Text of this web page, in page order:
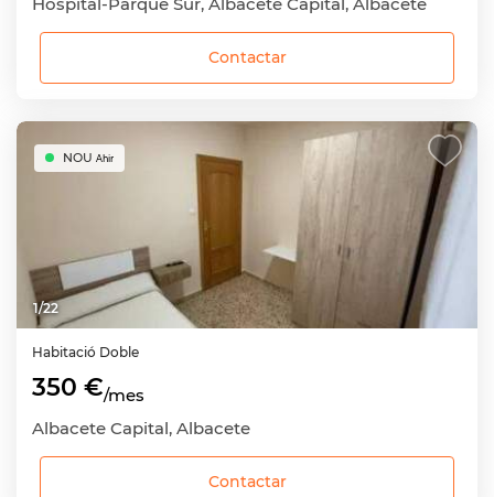
Hospital-Parque Sur, Albacete Capital, Albacete
Contactar
1/22
NOU Ahir
Habitació Doble
350 €/mes
Albacete Capital, Albacete
Contactar